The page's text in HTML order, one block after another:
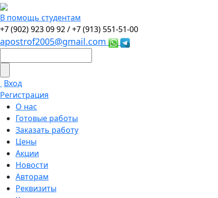
В помощь студентам
+7 (902) 923 09 92 /+7 (913) 551-51-00
apostrof2005@gmail.com
Вход
Регистрация
О нас
Готовые работы
Заказать работу
Цены
Акции
Новости
Авторам
Реквизиты